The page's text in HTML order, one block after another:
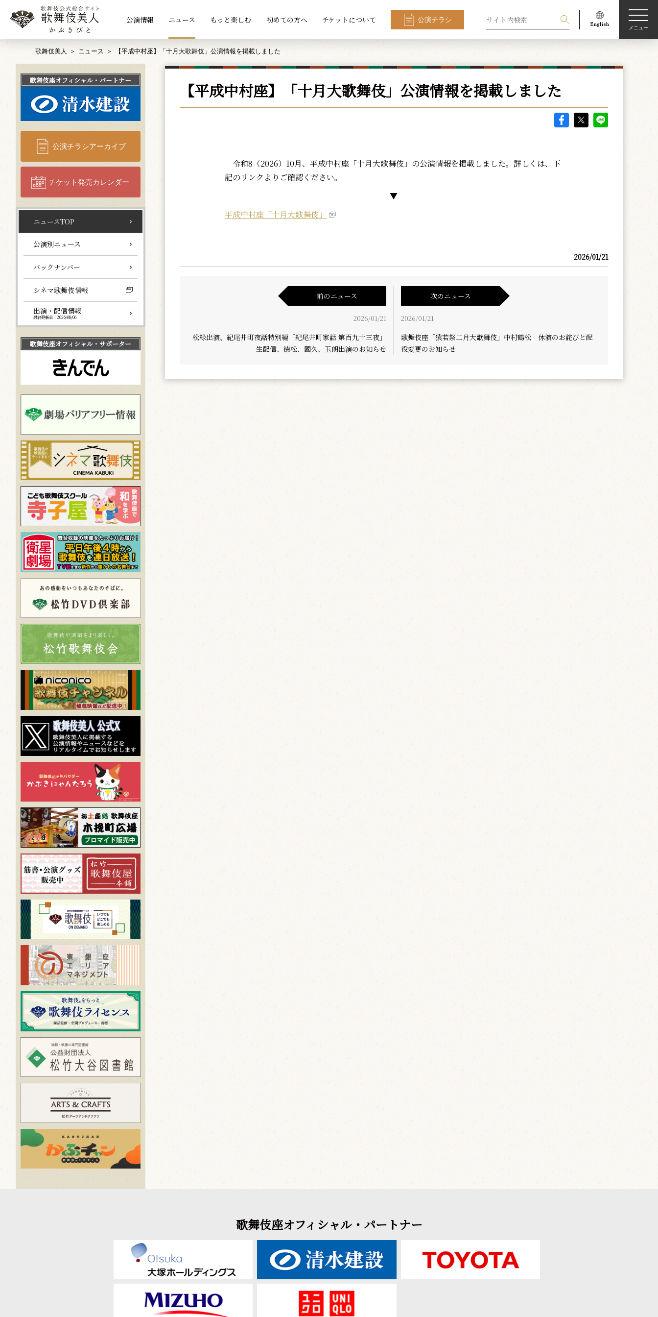
公演情報 ニュース もっと楽しむ 初めての方へ チケットについて 公演チラシ
メニュー
歌舞伎美人 ニュース 【平成中村座】「十月大歌舞伎」公演情報を掲載しました
【平成中村座】「十月大歌舞伎」公演情報を掲載しました
令和8（2026）10月、平成中村座「十月大歌舞伎」の公演情報を掲載しました。詳しくは、下
記のリンクよりご確認ください。
▼
平成中村座「十月大歌舞伎」
2026/01/21
前のニュース
2026/01/21
松緑出演、紀尾井町夜話特別編「紀尾井町家話 第百九十三夜」
生配信、徳松、國久、玉朗出演のお知らせ
次のニュース
2026/01/21
歌舞伎座「猿若祭二月大歌舞伎」中村鶴松 休演のお詫びと配
役変更のお知らせ
歌舞伎座オフィシャル・パートナー
公演チラシアーカイブ
チケット発売カレンダー
ニュースTOP
公演別ニュース
バックナンバー
シネマ歌舞伎情報
出演・配信情報
最終更新日：2026/08/06
歌舞伎座オフィシャル・サポーター
歌舞伎座オフィシャル・パートナー